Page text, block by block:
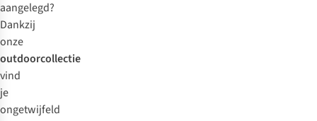
aangelegd?
Dankzij
onze
outdoorcollectie
vind
je
ongetwijfeld